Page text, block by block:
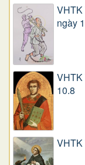
VHTK
ngày
VHTK
10.8
VHTK